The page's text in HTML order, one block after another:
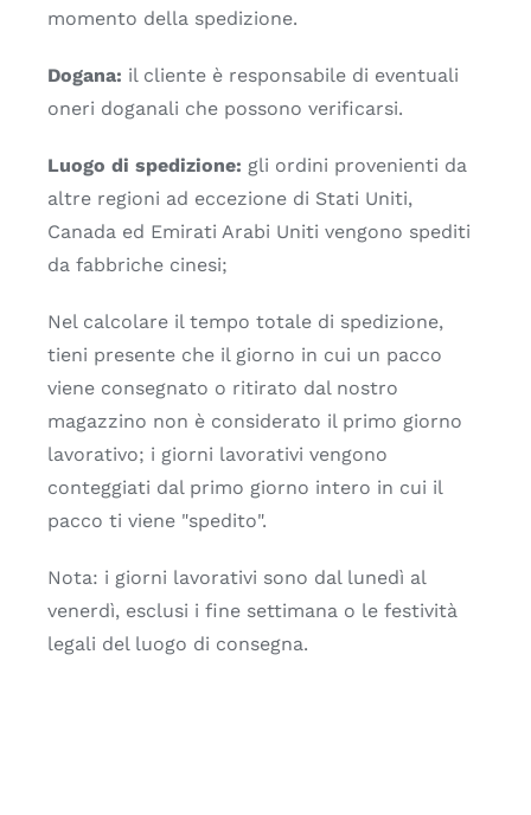
momento della spedizione.
Dogana: il cliente è responsabile di eventuali
oneri doganali che possono verificarsi.
Luogo di spedizione: gli ordini provenienti da
altre regioni ad eccezione di Stati Uniti,
Canada ed Emirati Arabi Uniti vengono spediti
da fabbriche cinesi;
Nel calcolare il tempo totale di spedizione,
tieni presente che il giorno in cui un pacco
viene consegnato o ritirato dal nostro
magazzino non è considerato il primo giorno
lavorativo; i giorni lavorativi vengono
conteggiati dal primo giorno intero in cui il
pacco ti viene "spedito".
Nota: i giorni lavorativi sono dal lunedì al
venerdì, esclusi i fine settimana o le festività
legali del luogo di consegna.